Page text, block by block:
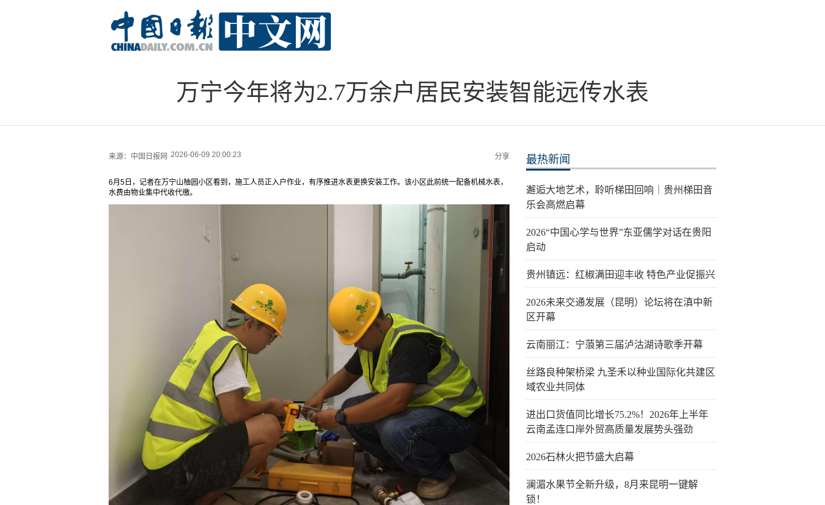
万宁今年将为2.7万余户居民安装智能远传水表
来源： 中国日报网 2026-06-09 20:00:23 分享
6月5日，记者在万宁山柚园小区看到，施工人员正入户作业，有序推进水表更换安装工作。该小区此前统一配备机械水表，
水费由物业集中代收代缴。
最热新闻
邂逅大地艺术，聆听梯田回响｜贵州梯田音
乐会高燃启幕
2026“中国心学与世界”东亚儒学对话在贵阳
启动
贵州镇远：红椒满田迎丰收 特色产业促振兴
2026未来交通发展（昆明）论坛将在滇中新
区开幕
云南丽江：宁蒗第三届泸沽湖诗歌季开幕
丝路良种架桥梁 九圣禾以种业国际化共建区
域农业共同体
进出口货值同比增长75.2%！2026年上半年
云南孟连口岸外贸高质量发展势头强劲
2026石林火把节盛大启幕
澜湄水果节全新升级，8月来昆明一键解
锁！